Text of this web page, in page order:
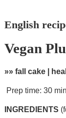
English
Vegan
»» fall cake |
Prep time: 30
INGREDIENTS